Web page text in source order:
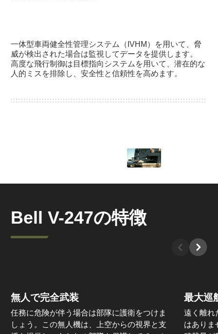
一体型車両健全性管理システム（IVHM）を用いて、脅
威が検出された場合は監視してデータを提供します。
高度な飛行制御は目標指向システムを用いて、潜在的な
人的ミスを排除し、安全性と信頼性を高めます。
Bell V-247の特徴
無人で完全武装
任務に危険が伴う場合は部隊に護衛をつけま
しょう。この無人機は、上空からの視界と支
最大巡
遠く離れ
はありま